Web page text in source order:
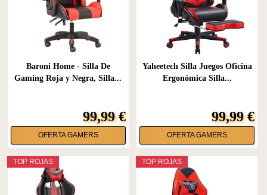
Baroni Home - Silla De
Gaming Roja y Negra, Silla...
99,99 €
OFERTA GAMERS
Yaheetech Silla Juegos Oficina
Ergonómica Silla...
99,99 €
OFERTA GAMERS
TOP ROJAS TOP ROJAS